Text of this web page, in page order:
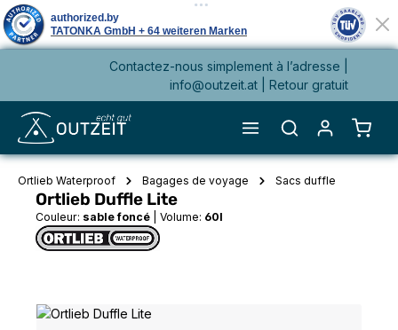
Contactez-nous simplement à l’adresse |
info@outzeit.at
| Retour gratuit
Le
Ortlieb Waterproof Bagages de voyage Sacs duffle
Ortlieb Duffle Lite
Couleur: sable foncé Volume: 60l
Ignorer la galerie d'images